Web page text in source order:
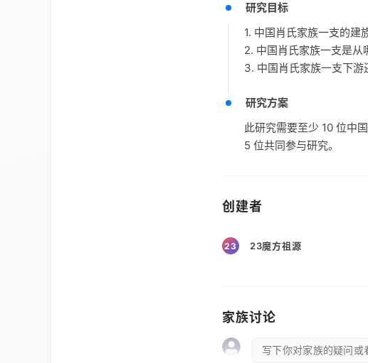
研究目标
1. 中国肖氏家族一支的建
2. 中国肖氏家族一支是从
3. 中国肖氏家族一支下游
研究方案
此研究需要至少 10 位中
5 位共同参与研究。
创建者
23 23魔方祖源
家族讨论
写下你对家族的疑问或